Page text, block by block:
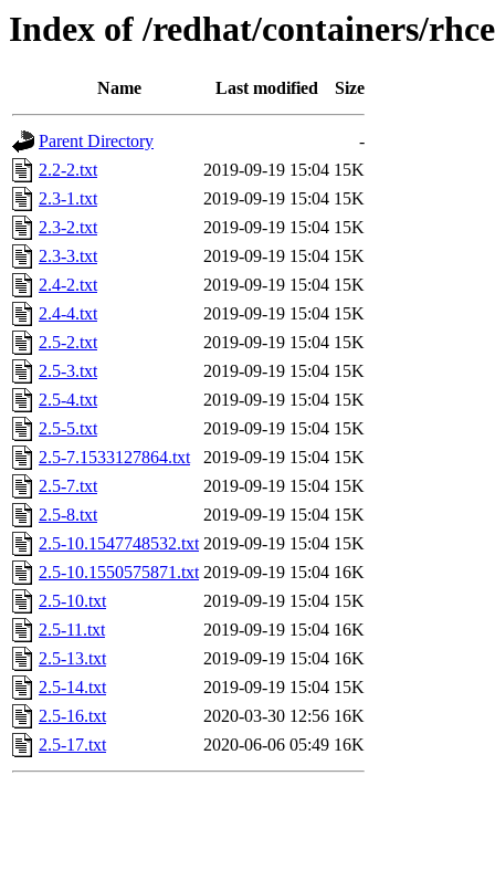
Index of /redhat/containers/
Name Last modified Size
Parent Directory
-
2.2-2.txt
2019-09-19 15:04 15K
2.3-1.txt
2019-09-19 15:04 15K
2.3-2.txt
2019-09-19 15:04 15K
2.3-3.txt
2019-09-19 15:04 15K
2.4-2.txt
2019-09-19 15:04 15K
2.4-4.txt
2019-09-19 15:04 15K
2.5-2.txt
2019-09-19 15:04 15K
2.5-3.txt
2019-09-19 15:04 15K
2.5-4.txt
2019-09-19 15:04 15K
2.5-5.txt
2019-09-19 15:04 15K
2.5-7.1533127864.txt
2019-09-19 15:04 15K
2.5-7.txt
2019-09-19 15:04 15K
2.5-8.txt
2019-09-19 15:04 15K
2.5-10.1547748532.txt 2019-09-19 15:04 15K
2.5-10.1550575871.txt 2019-09-19 15:04 16K
2.5-10.txt
2019-09-19 15:04 15K
2.5-11.txt
2019-09-19 15:04 16K
2.5-13.txt
2019-09-19 15:04 16K
2.5-14.txt
2019-09-19 15:04 15K
2.5-16.txt
2020-03-30 12:56 16K
2.5-17.txt
2020-06-06 05:49 16K